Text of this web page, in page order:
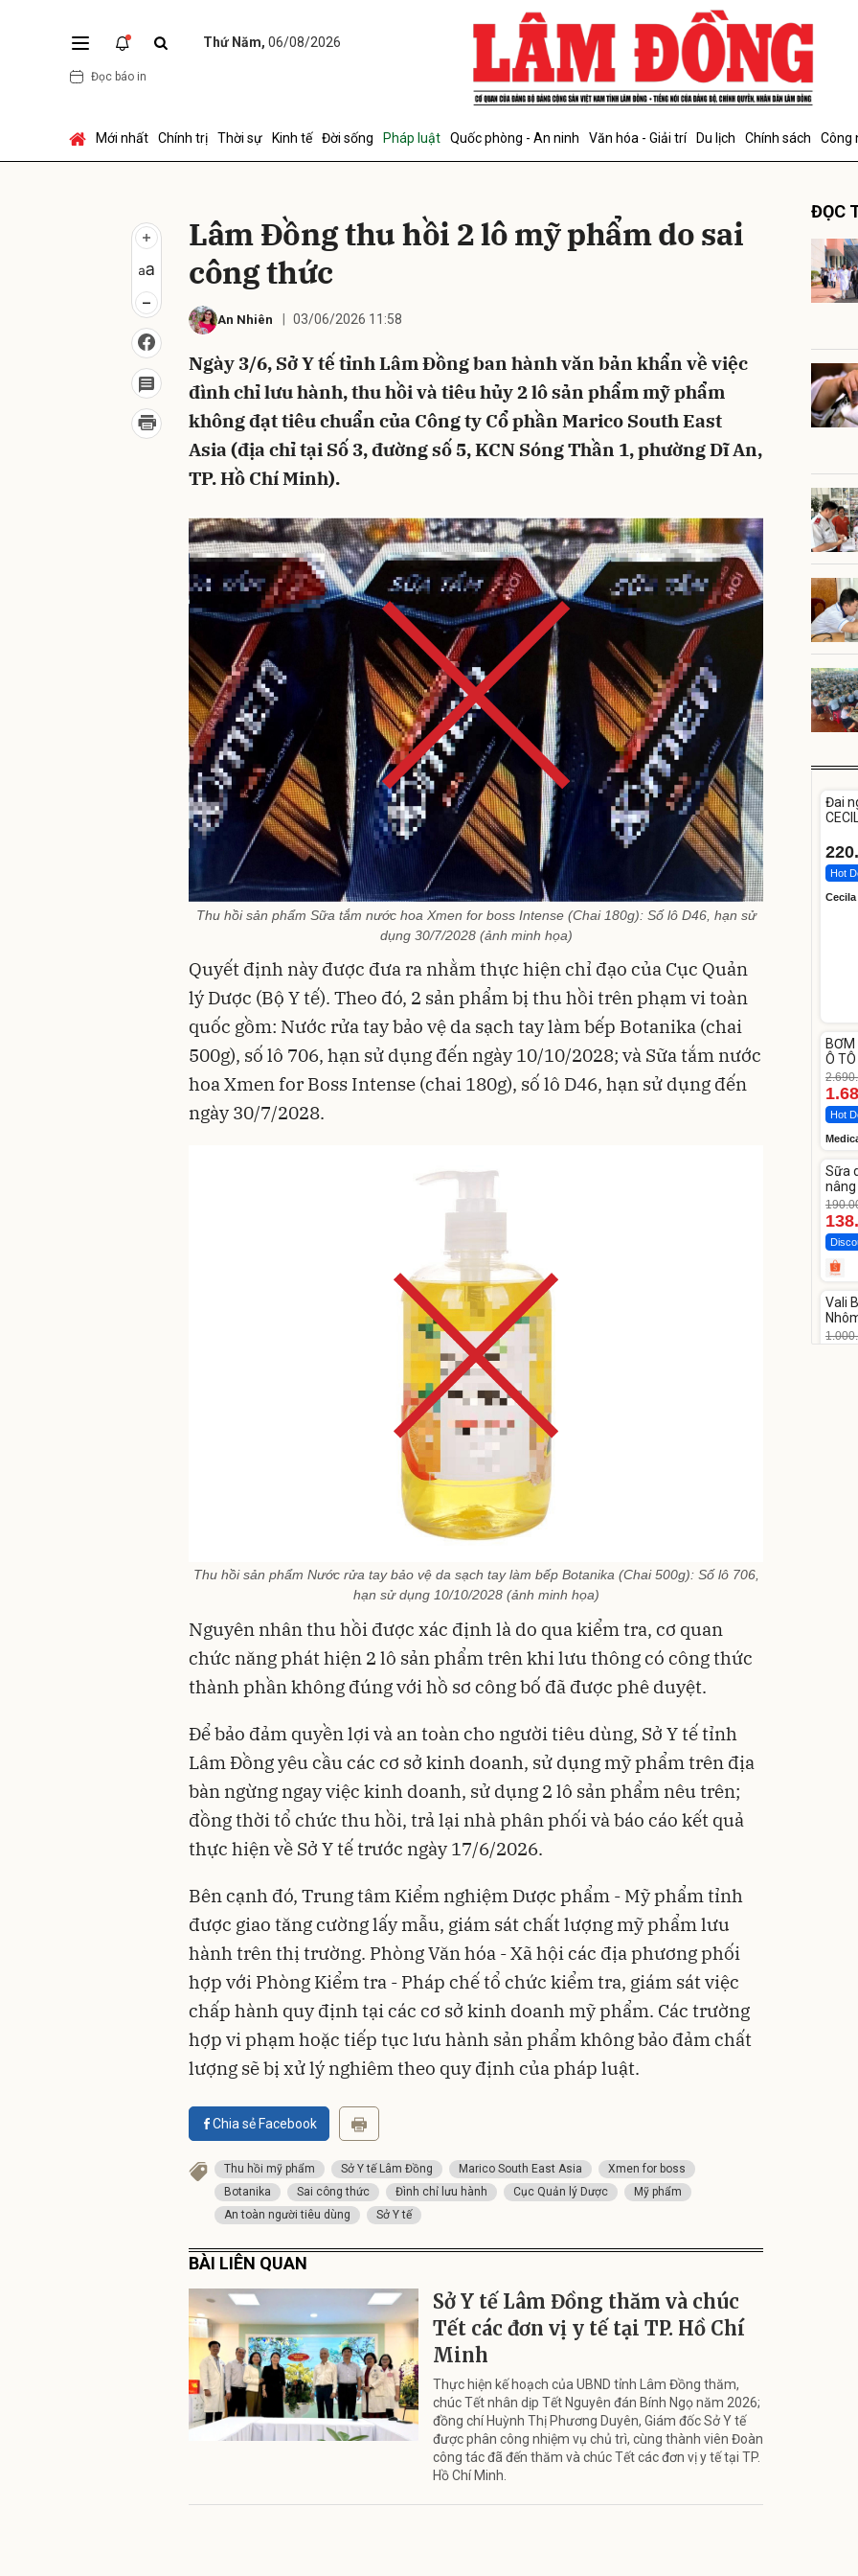
Thứ Năm, 06/08/2026
Đọc báo in
Mới nhất Chính trị Thời sự Kinh tế Đời sống Pháp luật Quốc phòng - An ninh Văn hóa - Giải trí Du lịch Chính sách Công
Lâm Đồng thu hồi 2 lô mỹ phẩm do sai
công thức
An Nhiên 03/06/2026 11:58
Ngày 3/6, Sở Y tế tỉnh Lâm Đồng ban hành văn bản khẩn về việc
đình chỉ lưu hành, thu hồi và tiêu hủy 2 lô sản phẩm mỹ phẩm
không đạt tiêu chuẩn của Công ty Cổ phần Marico South East
Asia (địa chỉ tại Số 3, đường số 5, KCN Sóng Thần 1, phường Dĩ An,
TP. Hồ Chí Minh).
Thu hồi sản phẩm Sữa tắm nước hoa Xmen for boss Intense (Chai 180g): Số lô D46, hạn sử
dụng 30/7/2028 (ảnh minh họa)
Quyết định này được đưa ra nhằm thực hiện chỉ đạo của Cục Quản
lý Dược (Bộ Y tế). Theo đó, 2 sản phẩm bị thu hồi trên phạm vi toàn
quốc gồm: Nước rửa tay bảo vệ da sạch tay làm bếp Botanika (chai
500g), số lô 706, hạn sử dụng đến ngày 10/10/2028; và Sữa tắm nước
hoa Xmen for Boss Intense (chai 180g), số lô D46, hạn sử dụng đến
ngày 30/7/2028.
Thu hồi sản phẩm Nước rửa tay bảo vệ da sạch tay làm bếp Botanika (Chai 500g): Số lô 706,
hạn sử dụng 10/10/2028 (ảnh minh họa)
Nguyên nhân thu hồi được xác định là do qua kiểm tra, cơ quan
chức năng phát hiện 2 lô sản phẩm trên khi lưu thông có công thức
thành phần không đúng với hồ sơ công bố đã được phê duyệt.
Để bảo đảm quyền lợi và an toàn cho người tiêu dùng, Sở Y tế tỉnh
Lâm Đồng yêu cầu các cơ sở kinh doanh, sử dụng mỹ phẩm trên địa
bàn ngừng ngay việc kinh doanh, sử dụng 2 lô sản phẩm nêu trên;
đồng thời tổ chức thu hồi, trả lại nhà phân phối và báo cáo kết quả
thực hiện về Sở Y tế trước ngày 17/6/2026.
Bên cạnh đó, Trung tâm Kiểm nghiệm Dược phẩm - Mỹ phẩm tỉnh
được giao tăng cường lấy mẫu, giám sát chất lượng mỹ phẩm lưu
hành trên thị trường. Phòng Văn hóa - Xã hội các địa phương phối
hợp với Phòng Kiểm tra - Pháp chế tổ chức kiểm tra, giám sát việc
chấp hành quy định tại các cơ sở kinh doanh mỹ phẩm. Các trường
hợp vi phạm hoặc tiếp tục lưu hành sản phẩm không bảo đảm chất
lượng sẽ bị xử lý nghiêm theo quy định của pháp luật.
Chia sẻ Facebook
Thu hồi mỹ phẩm Sở Y tế Lâm Đồng Marico South East Asia
Xmen for boss
Botanika
Sai công thức Đình chỉ lưu hành Cục Quản lý Dược
Mỹ phẩm
An toàn người tiêu dùng
Sở Y tế
BÀI LIÊN QUAN
Sở Y tế Lâm Đồng thăm và chúc
Tết các đơn vị y tế tại TP. Hồ Chí
Minh
Thực hiện kế hoạch của UBND tỉnh Lâm Đồng thăm,
chúc Tết nhân dịp Tết Nguyên đán Bính Ngọ năm 2026;
đồng chí Huỳnh Thị Phương Duyên, Giám đốc Sở Y tế
được phân công nhiệm vụ chủ trì, cùng thành viên Đoàn
công tác đã đến thăm và chúc Tết các đơn vị y tế tại TP.
Hồ Chí Minh.
ĐỌC
Đai
Hot
-37%
BƠM
Ô TÔ
Hot
-27%
Sữa
-17%
Vali
20/
Gửi bình luận